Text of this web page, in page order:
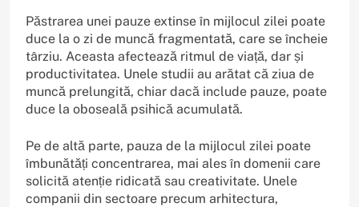
Păstrarea unei pauze extinse în mijlocul zilei poate
duce la o zi de muncă fragmentată, care se încheie
târziu. Aceasta afectează ritmul de viață, dar și
productivitatea. Unele studii au arătat că ziua de
muncă prelungită, chiar dacă include pauze, poate
duce la oboseală psihică acumulată.
Pe de altă parte, pauza de la mijlocul zilei poate
îmbunătăți concentrarea, mai ales în domenii care
solicită atenție ridicată sau creativitate. Unele
companii din sectoare precum arhitectura,